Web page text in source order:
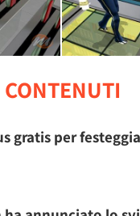
gratis per